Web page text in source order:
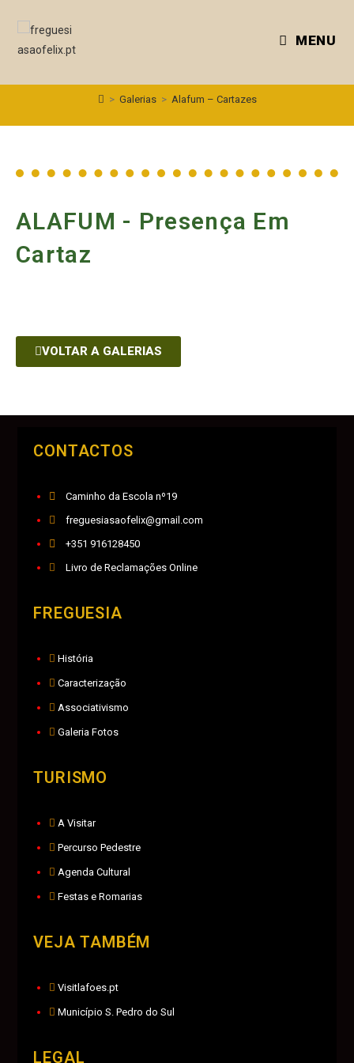
MENU
> Galerias > Alafum – Cartazes
ALAFUM - Presença Em
Cartaz
VOLTAR A GALERIAS
CONTACTOS
Caminho da Escola nº19
freguesiasaofelix@gmail.com
+351 916128450
Livro de Reclamações Online
FREGUESIA
História
Caracterização
Associativismo
Galeria Fotos
TURISMO
A Visitar
Percurso Pedestre
Agenda Cultural
Festas e Romarias
VEJA TAMBÉM
Visitlafoes.pt
Município S. Pedro do Sul
LEGAL